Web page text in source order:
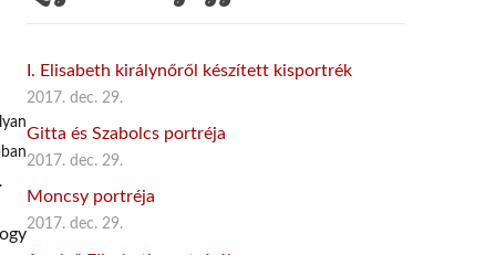
I. Elisabeth királynőről készített kisportrék
2017. dec. 29.
Gitta és Szabolcs portréja
2017. dec. 29.
Moncsy portréja
2017. dec. 29.